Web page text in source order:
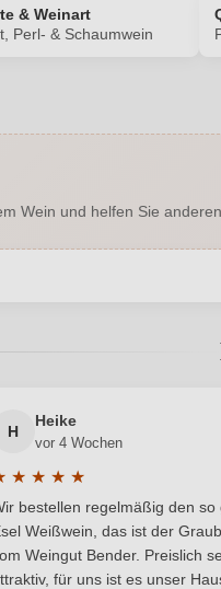
& Weinart
Perl- & Schaumwein
Wein und helfen Sie
von 4.7 von 5 Sternen
H
Heike
vor 4 Wochen
★ ★ ★ ★
Bewertung
bestellen regelmäßig den so
Weißwein, das ist der
Weingut Bender. Preislich
für uns ist es unser